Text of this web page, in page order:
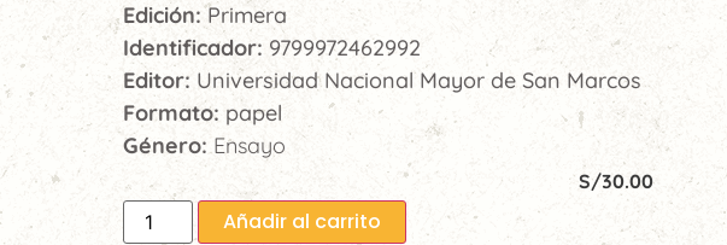
Edición:Primera
Identificador: 9799972462992
Editor: Universidad Nacional Mayor de San Marcos
Formato: papel
Género:Ensayo
S/30.00
Añadir al carrito